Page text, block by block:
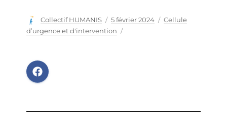
Auteur
Collectif HUMANIS
Publié
le
5 février 2024 Catégories
Cellule
d’urgence et d'intervention